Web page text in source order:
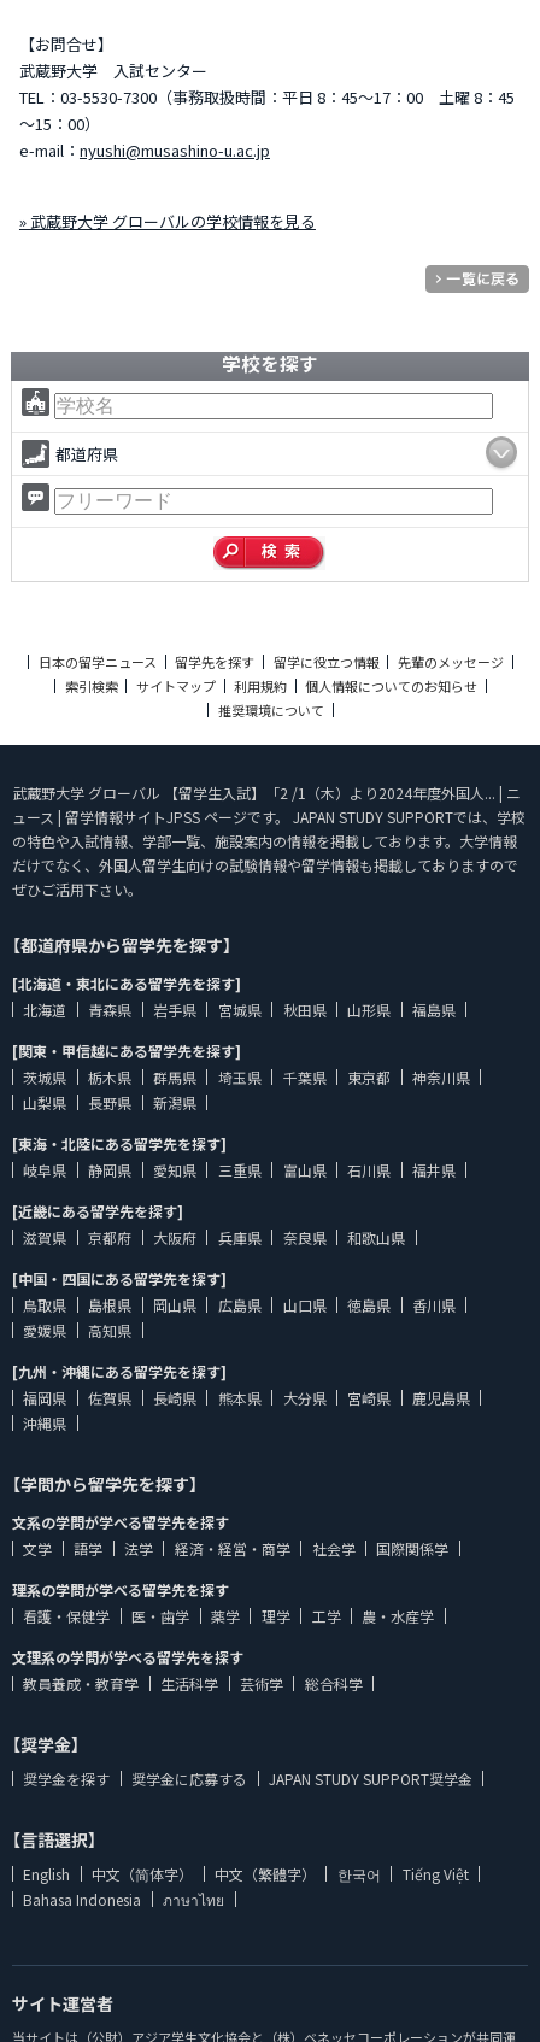
【お問合せ】
武蔵野大学 入試センター
TEL：03-5530-7300（事務取扱時間：平日 8：45～17：00 土曜 8：45
～15：00）
e-mail： nyushi@musashino-u.ac.jp
» 武蔵野大学 グローバルの学校情報を見る
学校を探す
都道府県
日本の留学ニュース 留学先を探す 留学に役立つ情報
先輩のメッセージ
索引検索
サイトマップ 利用規約
個人情報についてのお知らせ
推奨環境について
武蔵野大学 グローバル 【留学生入試】「2 /1（木）より2024年度外国人... | ニ
ュース | 留学情報サイトJPSS ページです。 JAPAN STUDY SUPPORTでは、学校
の特色や入試情報、学部一覧、施設案内の情報を掲載しております。大学情報
だけでなく、外国人留学生向けの試験情報や留学情報も掲載しておりますので
ぜひご活用下さい。
【都道府県から留学先を探す】
[北海道・東北にある留学先を探す]
北海道
青森県 岩手県 宮城県 秋田県 山形県
福島県
[関東・甲信越にある留学先を探す]
茨城県
栃木県 群馬県 埼玉県 千葉県 東京都
神奈川県
山梨県
長野県
新潟県
[東海・北陸にある留学先を探す]
岐阜県
静岡県 愛知県 三重県 富山県 石川県
福井県
[近畿にある留学先を探す]
滋賀県
京都府 大阪府 兵庫県 奈良県
和歌山県
[中国・四国にある留学先を探す]
鳥取県
島根県 岡山県 広島県 山口県 徳島県
香川県
愛媛県
高知県
[九州・沖縄にある留学先を探す]
福岡県
佐賀県 長崎県 熊本県 大分県 宮崎県
鹿児島県
沖縄県
【学問から留学先を探す】
文系の学問が学べる留学先を探す
文学
語学 法学 経済・経営・商学 社会学
国際関係学
理系の学問が学べる留学先を探す
看護・保健学
医・歯学 薬学 理学 工学
農・水産学
文理系の学問が学べる留学先を探す
教員養成・教育学
生活科学 芸術学 総合科学
【奨学金】
奨学金を探す 奨学金に応募する JAPAN STUDY SUPPORT奨学金
【言語選択】
English 中文（简体字） 中文（繁體字） 한국어
Tiếng Việt
Bahasa Indonesia
ภาษาไทย
サイト運営者
当サイトは（公財）アジア学生文化協会と（株）ベネッセコーポレーションが共同運